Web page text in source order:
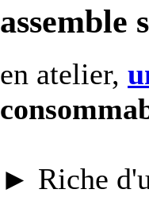
assemble
en atelier,
► Riche